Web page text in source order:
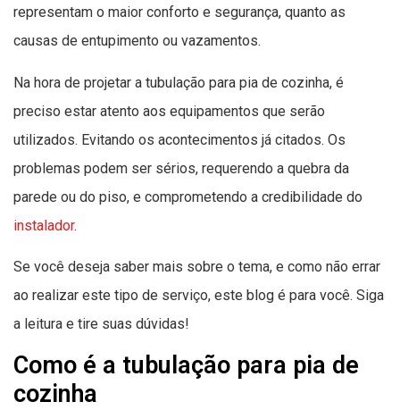
representam o maior conforto e segurança, quanto as
causas de entupimento ou vazamentos.
Na hora de projetar a tubulação para pia de cozinha, é
preciso estar atento aos equipamentos que serão
utilizados. Evitando os acontecimentos já citados. Os
problemas podem ser sérios, requerendo a quebra da
parede ou do piso, e comprometendo a credibilidade do
instalador.
Se você deseja saber mais sobre o tema, e como não errar
ao realizar este tipo de serviço, este blog é para você. Siga
a leitura e tire suas dúvidas!
Como é a tubulação para pia de
cozinha